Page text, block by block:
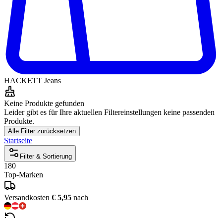
HACKETT Jeans
Keine Produkte gefunden
Leider gibt es für Ihre aktuellen Filtereinstellungen keine passenden
Produkte.
Alle Filter zurücksetzen
Startseite
Filter & Sortierung
180
Top-Marken
Versandkosten € 5,95 nach